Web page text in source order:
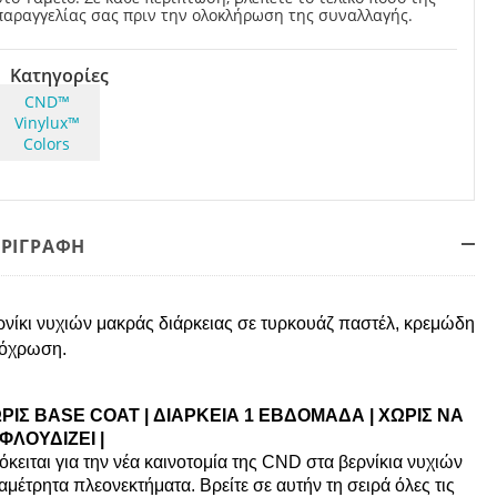
σας πριν την ολοκλήρωση της συναλλαγής.
Κατηγορίες
CND™
Vinylux™
Colors
νυχιών μακράς διάρκειας σε τυρκουάζ παστέλ, κρεμώδη
BASE COAT | ΔΙΑΡΚΕΙΑ 1 ΕΒΔΟΜΑΔΑ | ΧΩΡΙΣ ΝΑ
|
για την νέα καινοτομία της CND στα βερνίκια νυχιών
πλεονεκτήματα. Βρείτε σε αυτήν τη σειρά όλες τις